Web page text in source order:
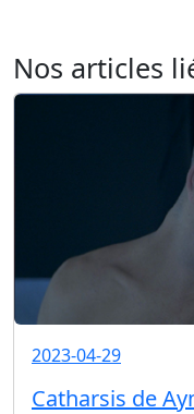
Nos articles
2023-04-29
Catharsis de